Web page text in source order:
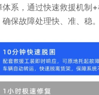
体系，通过快速救援机制
保故障处理快、准、稳。